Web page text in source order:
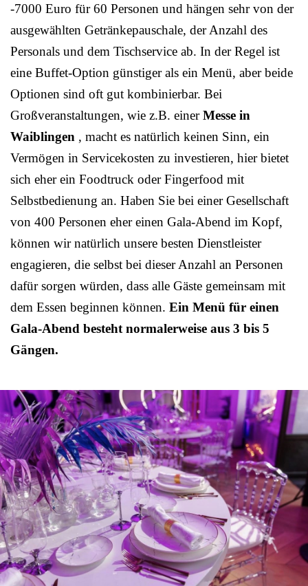
-7000 Euro für 60 Personen und hängen sehr von der
ausgewählten Getränkepauschale, der Anzahl des
Personals und dem Tischservice ab. In der Regel ist
eine Buffet-Option günstiger als ein Menü, aber beide
Optionen sind oft gut kombinierbar. Bei
Großveranstaltungen, wie z.B. einerMesse in
Waiblingen , macht es natürlich keinen Sinn, ein
Vermögen in Servicekosten zu investieren, hier bietet
sich eher ein Foodtruck oder Fingerfood mit
Selbstbedienung an. Haben Sie bei einer Gesellschaft
von 400 Personen eher einen Gala-Abend im Kopf,
können wir natürlich unsere besten Dienstleister
engagieren, die selbst bei dieser Anzahl an Personen
dafür sorgen würden, dass alle Gäste gemeinsam mit
dem Essen beginnen können. Ein Menü für einen
Gala-Abend besteht normalerweise aus 3 bis 5
Gängen.